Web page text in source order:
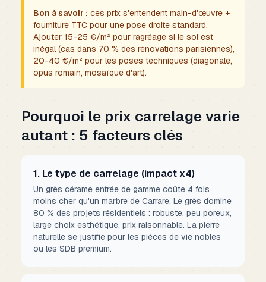
Bon à savoir : ces prix s'entendent main-d'œuvre +
fourniture TTC pour une pose droite standard.
Ajouter 15-25 €/m² pour ragréage si le sol est
inégal (cas dans 70 % des rénovations parisiennes),
20-40 €/m² pour les poses techniques (diagonale,
opus romain, mosaïque d'art).
Pourquoi le prix carrelage varie
autant : 5 facteurs clés
1. Le type de carrelage (impact x4)
Un grès cérame entrée de gamme coûte 4 fois
moins cher qu'un marbre de Carrare. Le grès domine
80 % des projets résidentiels : robuste, peu poreux,
large choix esthétique, prix raisonnable. La pierre
naturelle se justifie pour les pièces de vie nobles
ou les SDB premium.